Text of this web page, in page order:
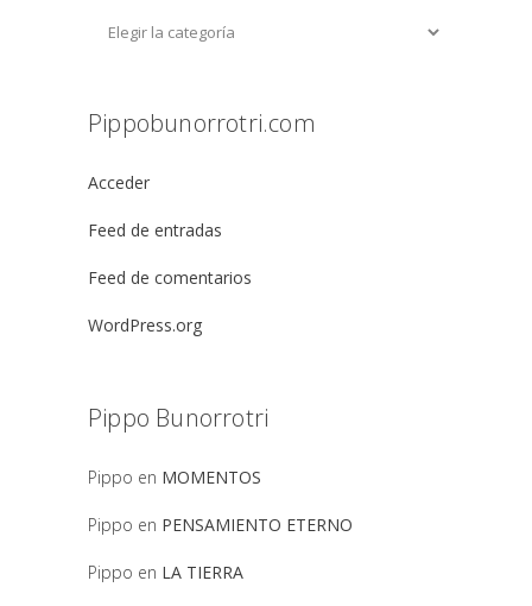
Pippobunorrotri.com
Acceder
Feed de entradas
Feed de comentarios
WordPress.org
Pippo Bunorrotri
Pippo en MOMENTOS
Pippo en PENSAMIENTO ETERNO
Pippo en LA TIERRA